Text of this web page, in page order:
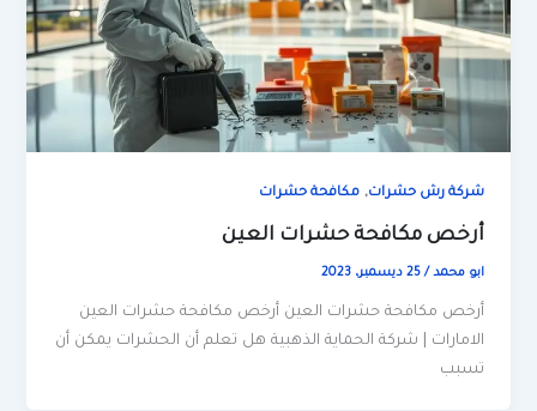
شركة رش حشرات,مكافحة حشرات
أرخص مكافحة حشرات العين
ابو محمد/25 ديسمبر، 2023
أرخص مكافحة حشرات العين أرخص مكافحة حشرات العين
الامارات | شركة الحماية الذهبية هل تعلم أن الحشرات يمكن أن
تسبب